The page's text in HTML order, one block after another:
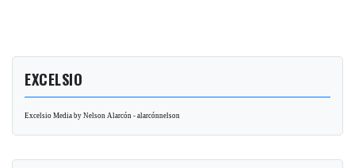
EXCELSIO
Excelsio Media by Nelson Alarcón - alarcónnelson